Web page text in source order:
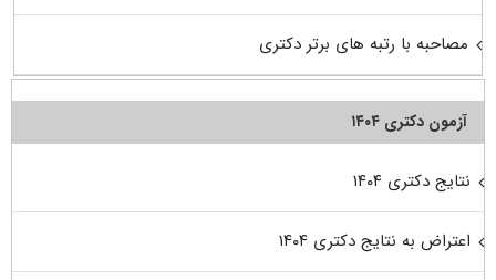
مصاحبه با رتبه های برتر دکتری
آزمون دکتری ۱۴۰۴
نتایج دکتری ۱۴۰۴
اعتراض به نتایج دکتری ۱۴۰۴